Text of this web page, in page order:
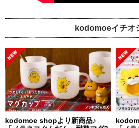
kodomoeイチオ
kodomoe shopより新商品♪